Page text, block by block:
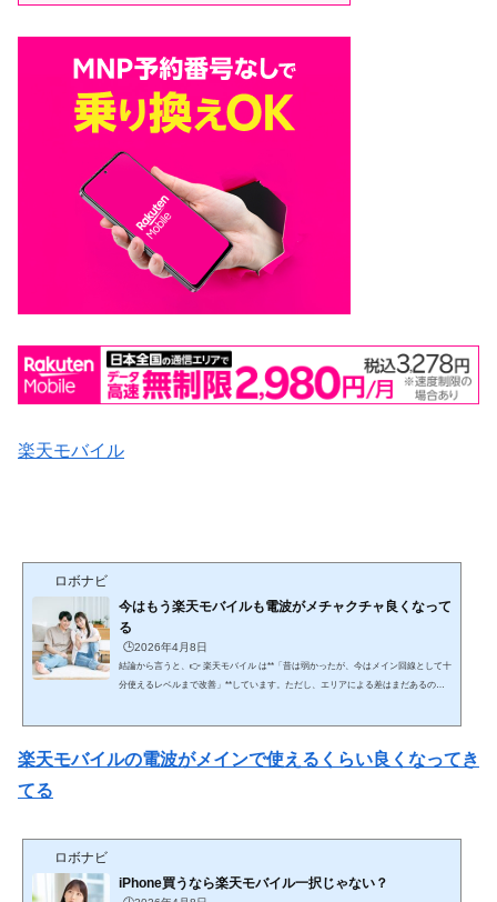
楽天モバイル
ロボナビ
今はもう楽天モバイルも電波がメチャクチャ良くなって
る
🕒️2026年4月8日
結論から言うと、👉 楽天モバイル は**「昔は弱かったが、今はメイン回線として十
分使えるレベルまで改善」**しています。ただし、エリアによる差はまだあるのが
の時期は👉 「サブ回線向け」と言われるレベル🔄 ② なぜ改善したのか（重要）■
楽天モバイルの電波がメインで使えるくらい良くなってき
てる
ロボナビ
iPhone買うなら楽天モバイル一択じゃない？